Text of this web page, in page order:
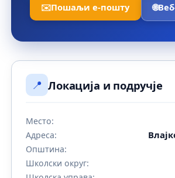
✉️Пошаљи е-пошту 🌐
📍 Локација и подручје
Место:
Адреса:
Општина:
Школски округ: